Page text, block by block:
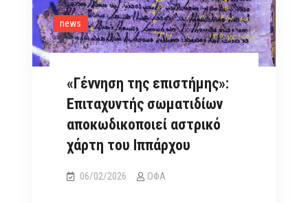
news
«Γέννηση της επιστήμης»:
Επιταχυντής σωματιδίων
αποκωδικοποιεί αστρικό
χάρτη του Ιππάρχου
06/02/2026 ΟΦΑ